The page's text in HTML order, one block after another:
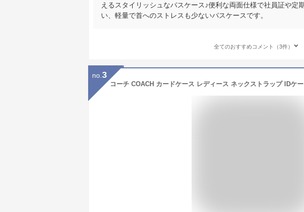
えるスタイリッシュなパスケース♪便利な両面仕様で社員証や定
い、軽量で首へのストレスも少ないパスケースです。
全てのおすすめコメント（3件）
no. 3